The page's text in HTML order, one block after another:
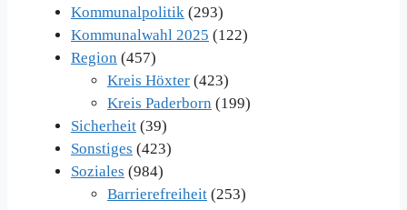
Kommunalpolitik (293)
Kommunalwahl 2025 (122)
Region (457)
Kreis Höxter (423)
Kreis Paderborn (199)
Sicherheit (39)
Sonstiges (423)
Soziales (984)
Barrierefreiheit (253)